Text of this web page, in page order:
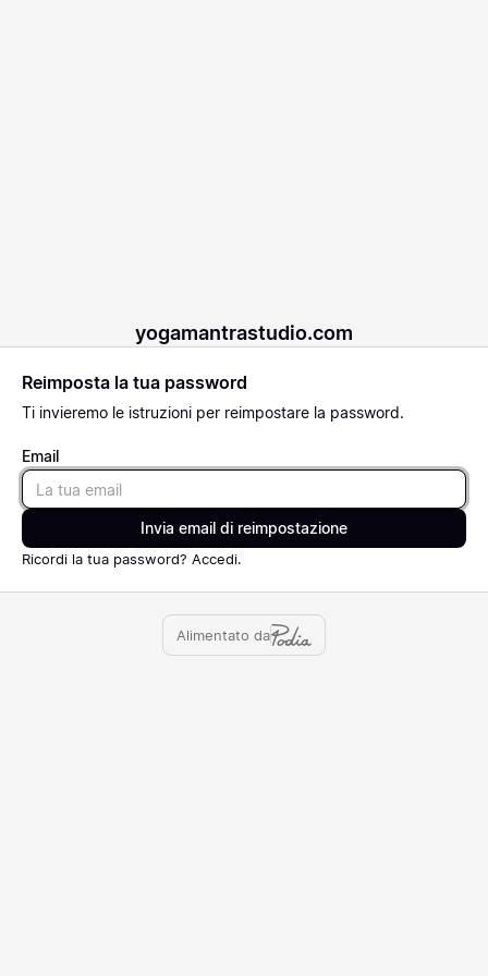
yogamantrastudio.com
Reimposta la tua password
Ti invieremo le istruzioni per reimpostare la password.
Email
Email
Invia email di reimpostazione
Ricordi la tua password? Accedi.
Alimentato da